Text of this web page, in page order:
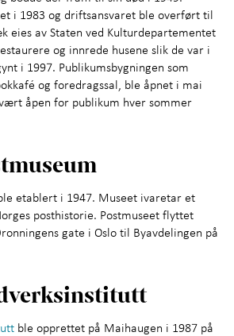
i 1983 og driftsansvaret ble overført til
eies av Staten ved Kulturdepartementet
og innrede husene slik de var i
i 1997. Publikumsbygningen som
og foredragssal, ble åpnet i mai
åpen for publikum hver sommer
etablert i 1947. Museet ivaretar et
posthistorie. Postmuseet flyttet
gate i Oslo til Byavdelingen på
ble opprettet på Maihaugen i 1987 på